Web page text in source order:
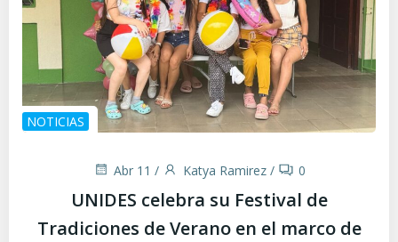
NOTICIAS
Abr 11 / Katya Ramirez / 0
UNIDES celebra su Festival de
Tradiciones de Verano en el marco de